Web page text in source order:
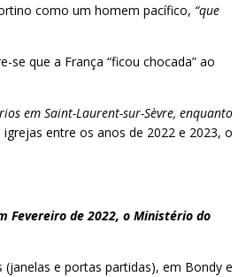
como um homem pacífico, “que
que a França “ficou chocada” ao
em Saint-Laurent-sur-Sèvre, enquanto
entre os anos de 2022 e 2023, o
Fevereiro de 2022, o Ministério do
e portas partidas), em Bondy e